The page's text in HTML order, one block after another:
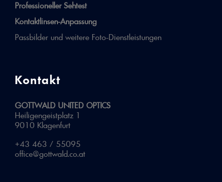
Professioneller Sehtest
Kontaktlinsen-Anpassung
Passbilder und weitere Foto-Dienstleistungen
Kontakt
GOTTWALD UNITED OPTICS
Heiligengeistplatz 1
9010 Klagenfurt
+43 463 / 55095
office@gottwald.co.at